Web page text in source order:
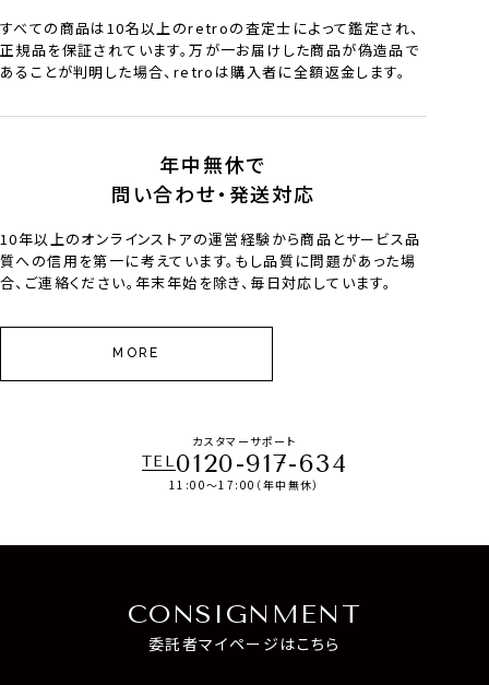
すべての商品は10名以上のretroの査定士によって鑑定され、
正規品を保証されています。万が一お届けした商品が偽造品で
あることが判明した場合、retroは購入者に全額返金します。
年中無休で
問い合わせ・発送対応
10年以上のオンラインストアの運営経験から商品とサービス品
質への信用を第一に考えています。もし品質に問題があった場
合、ご連絡ください。年末年始を除き、毎日対応しています。
MORE
カスタマーサポート
TEL0120-917-634
11:00～17:00（年中無休）
CONSIGNMENT
委託者マイページはこちら